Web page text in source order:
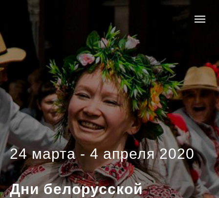
24 марта - 4 апреля 2020
Дни белорусской